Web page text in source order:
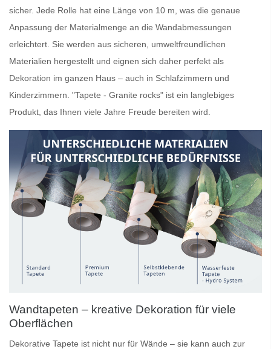
sicher. Jede Rolle hat eine Länge von 10 m, was die genaue
Anpassung der Materialmenge an die Wandabmessungen
erleichtert. Sie werden aus sicheren, umweltfreundlichen
Materialien hergestellt und eignen sich daher perfekt als
Dekoration im ganzen Haus – auch in Schlafzimmern und
Kinderzimmern. "Tapete - Granite rocks" ist ein langlebiges
Produkt, das Ihnen viele Jahre Freude bereiten wird.
Wandtapeten – kreative Dekoration für viele
Oberflächen
Dekorative Tapete ist nicht nur für Wände – sie kann auch zur